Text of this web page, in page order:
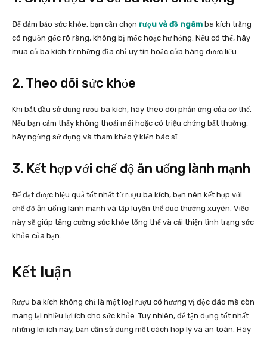
Để đảm bảo sức khỏe, bạn cần chọn rượu và đồ ngâm ba kích trắng
có nguồn gốc rõ ràng, không bị mốc hoặc hư hỏng. Nếu có thể, hãy
mua củ ba kích từ những địa chỉ uy tín hoặc cửa hàng dược liệu.
2. Theo dõi sức khỏe
Khi bắt đầu sử dụng rượu ba kích, hãy theo dõi phản ứng của cơ thể.
Nếu bạn cảm thấy không thoải mái hoặc có triệu chứng bất thường,
hãy ngừng sử dụng và tham khảo ý kiến bác sĩ.
3. Kết hợp với chế độ ăn uống lành mạnh
Để đạt được hiệu quả tốt nhất từ rượu ba kích, bạn nên kết hợp với
chế độ ăn uống lành mạnh và tập luyện thể dục thường xuyên. Việc
này sẽ giúp tăng cường sức khỏe tổng thể và cải thiện tình trạng sức
khỏe của bạn.
Kết luận
Rượu ba kích không chỉ là một loại rượu có hương vị độc đáo mà còn
mang lại nhiều lợi ích cho sức khỏe. Tuy nhiên, để tận dụng tốt nhất
những lợi ích này, bạn cần sử dụng một cách hợp lý và an toàn. Hãy